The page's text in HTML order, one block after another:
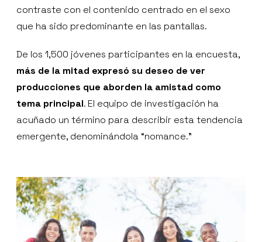
contraste con el contenido centrado en el sexo
que ha sido predominante en las pantallas.
De los 1,500 jóvenes participantes en la encuesta,
más de la mitad expresó su deseo de ver
producciones que aborden la amistad como
tema principal. El equipo de investigación ha
acuñado un término para describir esta tendencia
emergente, denominándola “nomance.”